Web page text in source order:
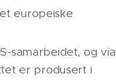
europeiske
samarbeidet, og via
er produsert i